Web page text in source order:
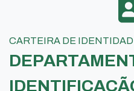
CARTEIRA DE